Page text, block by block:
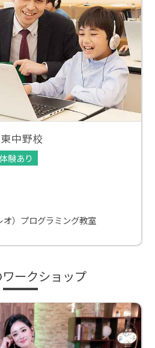
中野校
験あり
オ）プログラミング教室
ークショップ